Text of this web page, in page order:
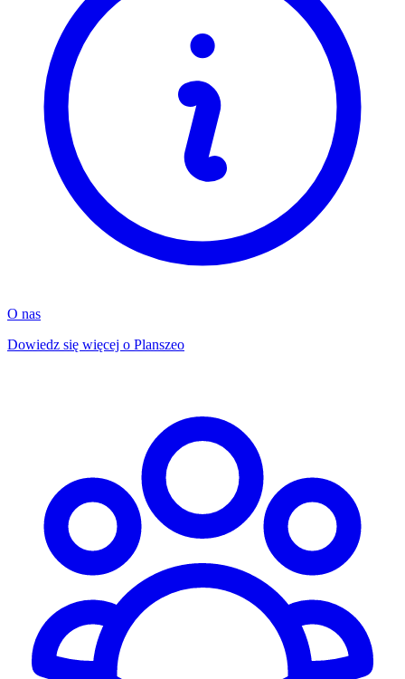
O nas
Dowiedz się więcej o Planszeo